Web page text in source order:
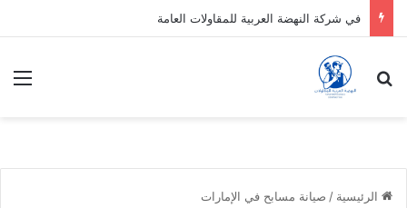
في شركة النهضة العربية للمقاولات العامة
بحث عن
الرئيسية / صيانة مسابح في الإمارات